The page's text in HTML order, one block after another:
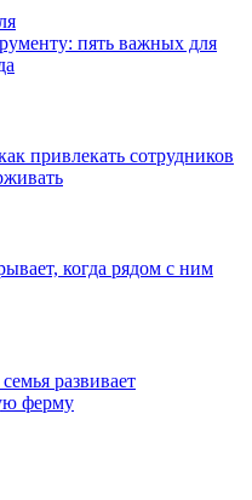
пять важных для
привлекать сотрудников
когда рядом с ним
развивает
ферму